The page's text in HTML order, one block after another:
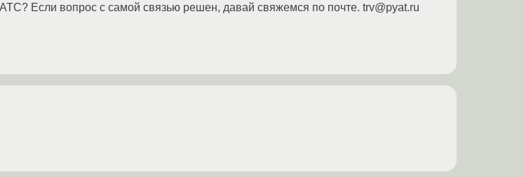
Если вопрос с самой связью решен, давай свяжемся по почте. trv@pyat.ru